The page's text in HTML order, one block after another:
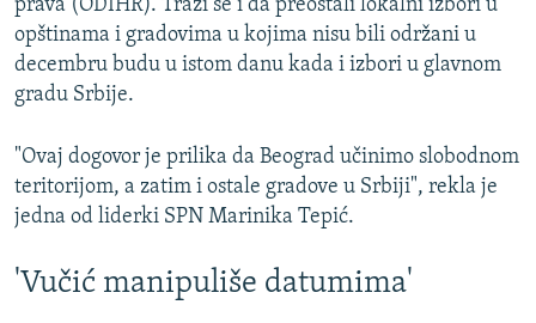
prava (ODIHR). Traži se i da preostali lokalni izbori u
opštinama i gradovima u kojima nisu bili održani u
decembru budu u istom danu kada i izbori u glavnom
gradu Srbije.
"Ovaj dogovor je prilika da Beograd učinimo slobodnom
teritorijom, a zatim i ostale gradove u Srbiji", rekla je
jedna od liderki SPN Marinika Tepić.
'Vučić manipuliše datumima'